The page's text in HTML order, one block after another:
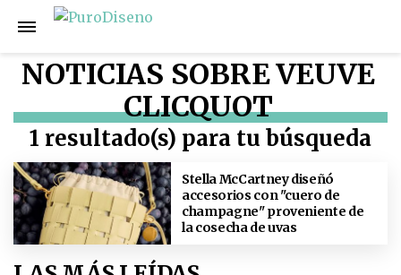
NOTICIAS SOBRE VEUVE
CLICQUOT
1 resultado(s) para tu búsqueda
Stella McCartney diseñó
accesorios con "cuero de
champagne" proveniente de
la cosecha de uvas